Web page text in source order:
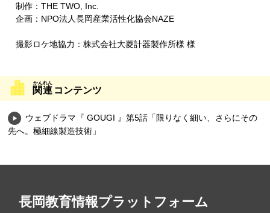
制作：THE TWO, Inc.
企画：NPO法人長岡産業活性化協会NAZE
撮影ロケ地協力：株式会社大菱計器製作所様 様
関連 コンテンツ
ウェブドラマ『 GOUGI 』第5話「限りなく細い、さらにその
先へ。極細線製造技術」
長岡教育情報プラットフォーム